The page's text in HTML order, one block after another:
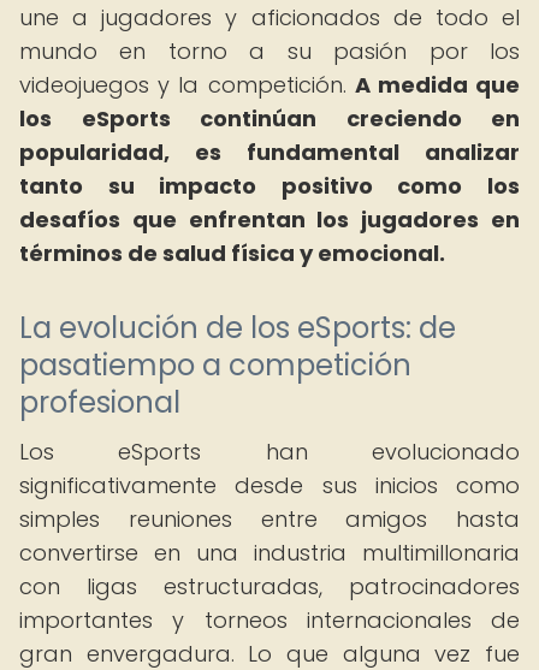
une a jugadores y aficionados de todo el
mundo en torno a su pasión por los
videojuegos y la competición. A medida que
los eSports continúan creciendo en
popularidad, es fundamental analizar
tanto su impacto positivo como los
desafíos que enfrentan los jugadores en
términos de salud física y emocional.
La evolución de los eSports: de
pasatiempo a competición
profesional
Los eSports han evolucionado
significativamente desde sus inicios como
simples reuniones entre amigos hasta
convertirse en una industria multimillonaria
con ligas estructuradas, patrocinadores
importantes y torneos internacionales de
gran envergadura. Lo que alguna vez fue